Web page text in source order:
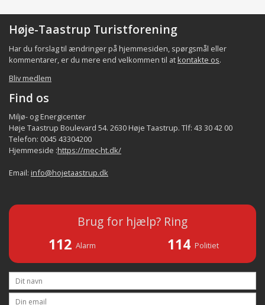
Taastrup en forstad, domineret af
beboelseskvarterer, og erhvevsområder der
omkranser den gamle stationsby.
De 2 oprindelige landsbyerTaastrup Valby
Klovtofte
stationsby, men resterne af landsbyerne kan
bl.a. ses i de Historiske Byvandringerne (se til
venstre under Oplevelser).
Det lokale samfund i bydelen består bl.a. af
indbyggerne, de beskæftigede,
faciliteter som p.t. er registreret i bydelen
et kvalificeret estimat), jfr. følgende tabel:
Indbyggere
ca.
Virksomh/
Forening/organisat.
min.
Taastrup 20.000
20.000
24 10
Høje-Taastrup Turistforening
Har du forslag til ændringer på hjemmesiden, spørgsmål eller
kommentarer, er du mere end velkommen til at kontakte os.
Bliv medlem
Find os
Miljø- og Energicenter
Høje Taastrup Boulevard 54. 2630 Høje Taastrup. Tlf: 43 30 42 00
Telefon: 0045 43304200
Hjemmeside :https://mec-ht.dk/
Email: info@hojetaastrup.dk
Brug for hjælp? Ring
112 Alarm 114 Politiet